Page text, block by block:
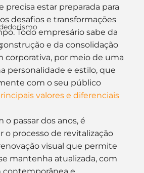
precisa estar preparada para
desafios e transformações
Todo empresário sabe da
e da consolidação
corporativa, por meio de uma
personalidade e estilo, que
com o seu público
valores e diferenciais
passar dos anos, é
o processo de revitalização
visual que permite
mantenha atualizada, com